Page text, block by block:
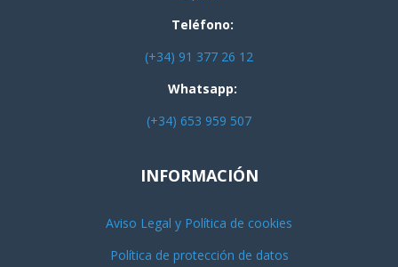
Teléfono:
(+34) 91 377 26 12
Whatsapp:
(+34) 653 959 507
INFORMACIÓN
Aviso Legal y Política de cookies
Política de protección de datos